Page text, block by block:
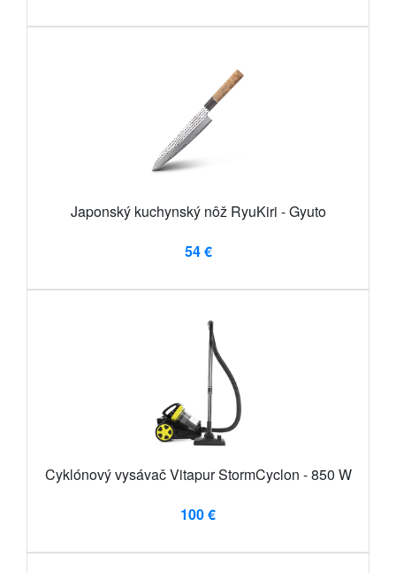
Japonský kuchynský nôž RyuKiri - Gyuto
54 €
Cyklónový vysávač Vitapur StormCyclon - 850 W
100 €